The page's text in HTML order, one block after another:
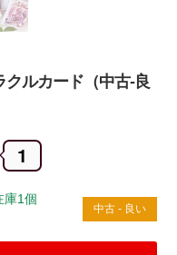
ルカード（中古-良
1
中古 - 良い
庫1個